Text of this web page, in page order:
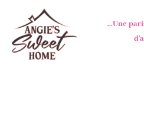
contenu
...Une